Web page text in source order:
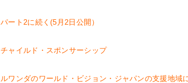
パート2に続く(5月2日公開）
チャイルド・スポンサーシップ
ルワンダのワールド・ビジョン・ジャパンの支援地域